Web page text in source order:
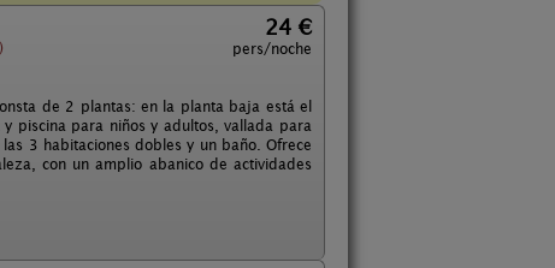
24 €
pers/noche
de 2 plantas: en la planta baja está el
piscina para niños y adultos, vallada para
3 habitaciones dobles y un baño. Ofrece
con un amplio abanico de actividades